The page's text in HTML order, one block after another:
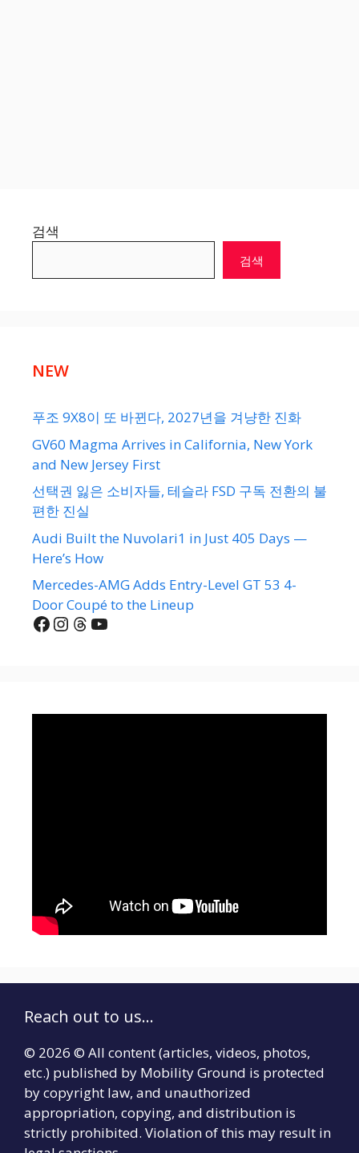
검색
검색
NEW
푸조 9X8이 또 바뀐다, 2027년을 겨냥한 진화
GV60 Magma Arrives in California, New York
and New Jersey First
선택권 잃은 소비자들, 테슬라 FSD 구독 전환의 불
편한 진실
Audi Built the Nuvolari1 in Just 405 Days —
Here’s How
Mercedes-AMG Adds Entry-Level GT 53 4-
Door Coupé to the Lineup
Facebook
Instagram
Threads
YouTube
Reach out to us...
© 2026 © All content (articles, videos, photos,
etc.) published by Mobility Ground is protected
by copyright law, and unauthorized
appropriation, copying, and distribution is
strictly prohibited. Violation of this may result in